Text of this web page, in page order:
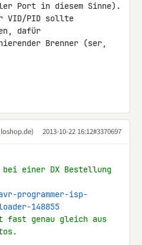
Port in diesem Sinne).
VID/PID sollte
dafür
Brenner (ser,
2013-10-22 16:12#3370697
bei einer DX Bestellung
programmer-isp-
148855
fast genau gleich aus